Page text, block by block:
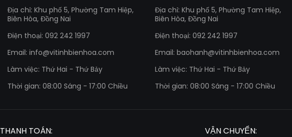
Địa chỉ: Khu phố 5, Phường Tam Hiệp,
Biên Hòa, Đồng Nai
Điện thoại: 092 242 1997
Email: info@vitinhbienhoa.com
Làm việc: Thứ Hai - Thứ Bảy
Thời gian: 08:00 Sáng - 17:00 Chiều
Địa chỉ: Khu phố 5, Phường Tam Hiệp,
Biên Hòa, Đồng Nai
Điện thoại: 092 242 1997
Email: baohanh@vitinhbienhoa.com
Làm việc: Thứ Hai - Thứ Bảy
Thời gian: 08:00 Sáng - 17:00 Chiều
THANH TOÁN: VẬN CHUYỂN: